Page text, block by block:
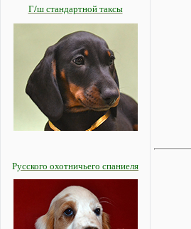
Г/ш стандартной таксы
Русского охотничьего спаниеля